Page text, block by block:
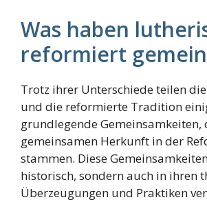
Was haben
reformiert
Trotz ihrer Unterschiede teilen
und die reformierte Tradition
grundlegende Gemeinsamkeiten,
gemeinsamen Herkunft in der
stammen. Diese
historisch, sondern auch in ihren
Überzeugungen und Praktiken